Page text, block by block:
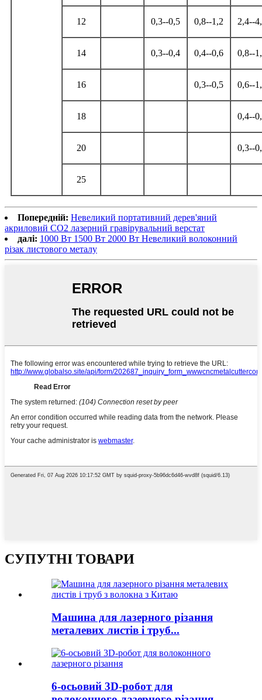
12 0,3--0,5 0,8--1,2 2,4--
14 0,3--0,4 0,4--0,6 0,8--
16 0,3--0,5 0,6--
18 0,4--
20 0,3--
25
Попередній: Невеликий портативний дерев'яний
акриловий CO2 лазерний гравірувальний верстат
далі: 1000 Вт 1500 Вт 2000 Вт Невеликий волоконний
різак листового металу
СУПУТНІ ТОВАРИ
Машина для лазерного різання
металевих листів і труб...
6-осьовий 3D-робот для